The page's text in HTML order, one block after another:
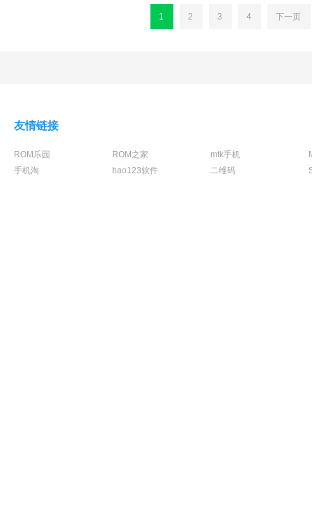
1 2 3 4 下一页
友情链接
ROM乐园 ROM之家 mtk手机
手机淘
hao123软件 二维码